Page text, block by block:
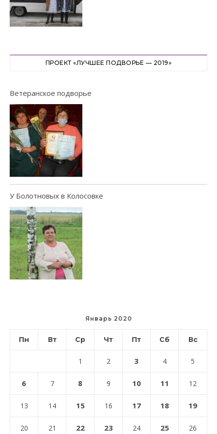
ПРОЕКТ «ЛУЧШЕЕ ПОДВОРЬЕ — 2019»
Ветеранское подворье
У Болотновых в Колосовке
Январь 2020
Пн Вт Ср Чт Пт Сб Вс
1 2 3 4 5
6 7 8 9 10 11 12
13 14 15 16 17 18 19
20 21 22 23 24 25 26